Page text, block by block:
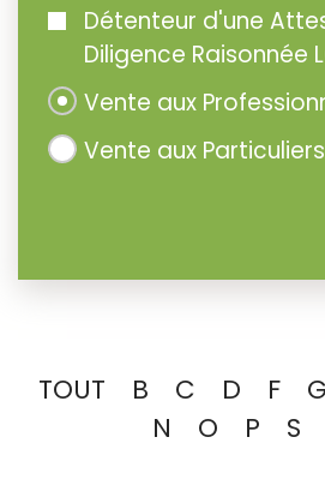
Détenteur d'une
Diligence Raisonnée
Vente aux
Vente aux Particuliers
TOUT B C D F G
N
O P S